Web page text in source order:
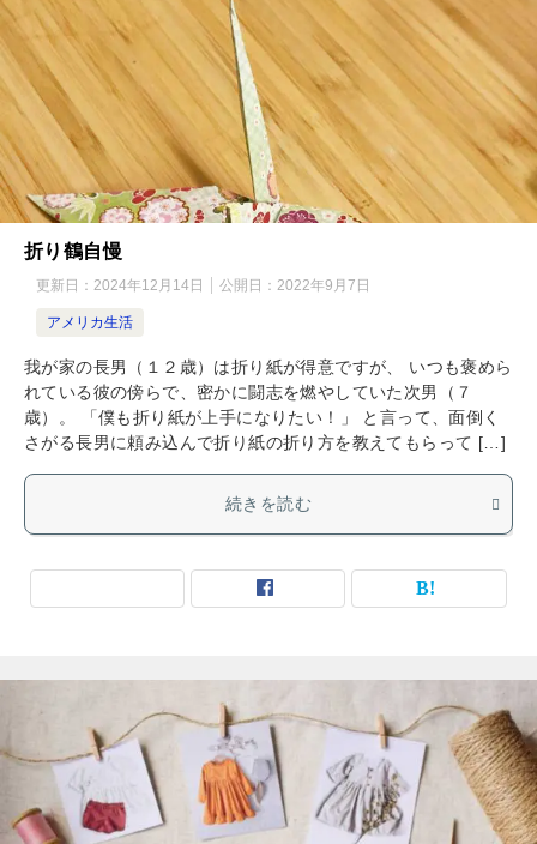
折り鶴自慢
更新日： 2024年12月14日 公開日： 2022年9月7日
アメリカ生活
我が家の長男（１２歳）は折り紙が得意ですが、 いつも褒めら
れている彼の傍らで、密かに闘志を燃やしていた次男（７
歳）。 「僕も折り紙が上手になりたい！」 と言って、面倒く
さがる長男に頼み込んで折り紙の折り方を教えてもらって […]
続きを読む